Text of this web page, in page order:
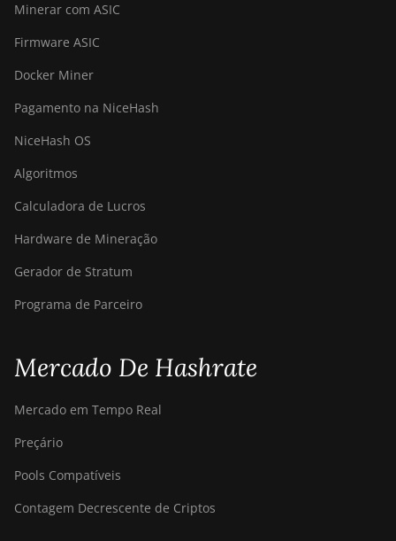
Minerar com ASIC
Firmware ASIC
Docker Miner
Pagamento na NiceHash
NiceHash OS
Algoritmos
Calculadora de Lucros
Hardware de Mineração
Gerador de Stratum
Programa de Parceiro
Mercado De Hashrate
Mercado em Tempo Real
Preçário
Pools Compatíveis
Contagem Decrescente de Criptos